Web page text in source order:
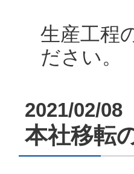
生産工程
ださい。
2021/02/08
本社移転